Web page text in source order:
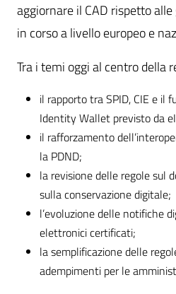
aggiornare il CAD rispetto
in corso a livello europeo e
Tra i temi oggi al centro della
il rapporto tra SPID, CIE e il
Identity Wallet previsto da
il rafforzamento
la PDND;
la revisione delle regole sul
sulla conservazione digitale;
l’evoluzione delle notifiche
elettronici certificati;
la semplificazione delle
adempimenti per le